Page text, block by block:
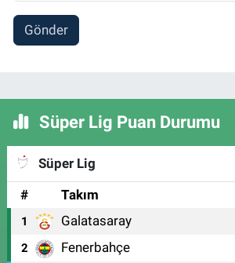
Gönder
Süper Lig Puan Durumu
Süper Lig
#
Takım
1 Galatasaray
2 Fenerbahçe